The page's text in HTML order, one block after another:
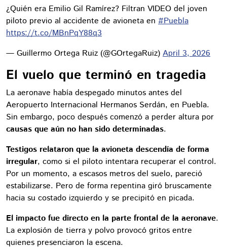
¿Quién era Emilio Gil Ramírez? Filtran VIDEO del joven
piloto previo al accidente de avioneta en #Puebla
https://t.co/MBnPqY88q3
— Guillermo Ortega Ruiz (@GOrtegaRuiz) April 3, 2026
El vuelo que terminó en tragedia
La aeronave había despegado minutos antes del
Aeropuerto Internacional Hermanos Serdán, en Puebla.
Sin embargo, poco después comenzó a perder altura por
causas que aún no han sido determinadas.
Testigos relataron que la avioneta descendía de forma
irregular, como si el piloto intentara recuperar el control.
Por un momento, a escasos metros del suelo, pareció
estabilizarse. Pero de forma repentina giró bruscamente
hacia su costado izquierdo y se precipitó en picada.
El impacto fue directo en la parte frontal de la aeronave.
La explosión de tierra y polvo provocó gritos entre
quienes presenciaron la escena.